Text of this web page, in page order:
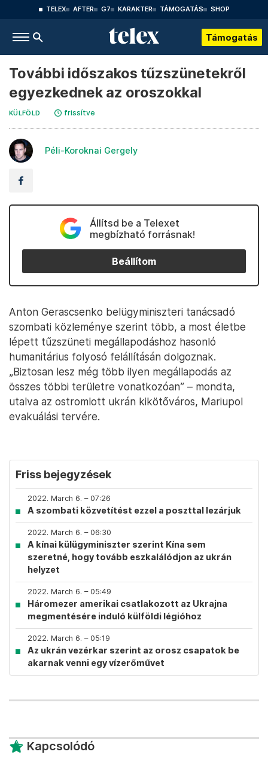
TELEX AFTER G7 KARAKTER TÁMOGATÁS SHOP
Támogatás
További időszakos tűzszünetekről
egyezkednek az oroszokkal
KÜLFÖLD frissítve
Péli-Koroknai Gergely
Állítsd be a Telexet
megbízható forrásnak!
Beállítom
Anton Gerascsenko belügyminiszteri tanácsadó
szombati közleménye szerint több, a most életbe
lépett tűzszüneti megállapodáshoz hasonló
humanitárius folyosó felállításán dolgoznak.
„Biztosan lesz még több ilyen megállapodás az
összes többi területre vonatkozóan” – mondta,
utalva az ostromlott ukrán kikötőváros, Mariupol
evakuálási tervére.
Friss bejegyzések
2022. March 6. – 07:26
A szombati közvetítést ezzel a poszttal lezárjuk
2022. March 6. – 06:30
A kínai külügyminiszter szerint Kína sem
szeretné, hogy tovább eszkalálódjon az ukrán
helyzet
2022. March 6. – 05:49
Háromezer amerikai csatlakozott az Ukrajna
megmentésére induló külföldi légióhoz
2022. March 6. – 05:19
Az ukrán vezérkar szerint az orosz csapatok be
akarnak venni egy vízerőművet
Kapcsolódó